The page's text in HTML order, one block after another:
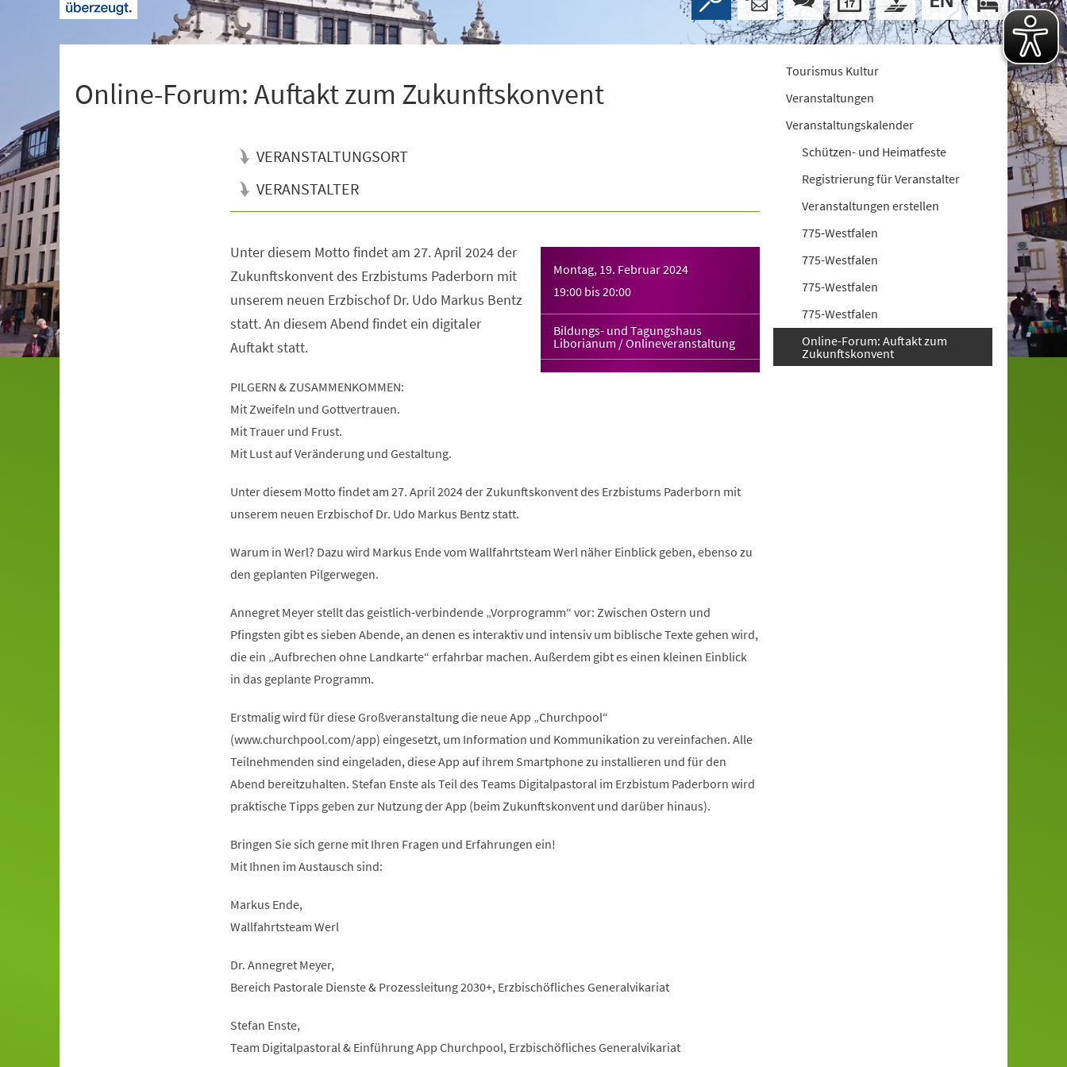
Online-Forum: Auftakt zum Zukunftskonvent
VERANSTALTUNGSORT
VERANSTALTER
Montag, 19. Februar 2024
19:00 bis20:00
Bildungs- und Tagungshaus
Liborianum / Onlineveranstaltung
Unter diesem Motto findet am 27. April 2024 der
Zukunftskonvent des Erzbistums Paderborn mit
unserem neuen Erzbischof Dr. Udo Markus Bentz
statt. An diesem Abend findet ein digitaler
Auftakt statt.
PILGERN & ZUSAMMENKOMMEN:
Mit Zweifeln und Gottvertrauen.
Mit Trauer und Frust.
Mit Lust auf Veränderung und Gestaltung.
Unter diesem Motto findet am 27. April 2024 der Zukunftskonvent des Erzbistums Paderborn mit
unserem neuen Erzbischof Dr. Udo Markus Bentz statt.
Warum in Werl? Dazu wird Markus Ende vom Wallfahrtsteam Werl näher Einblick geben, ebenso zu
den geplanten Pilgerwegen.
Annegret Meyer stellt das geistlich-verbindende „Vorprogramm“ vor: Zwischen Ostern und
Pfingsten gibt es sieben Abende, an denen es interaktiv und intensiv um biblische Texte gehen wird,
die ein „Aufbrechen ohne Landkarte“ erfahrbar machen. Außerdem gibt es einen kleinen Einblick
in das geplante Programm.
Erstmalig wird für diese Großveranstaltung die neue App „Churchpool“
(www.churchpool.com/app) eingesetzt, um Information und Kommunikation zu vereinfachen. Alle
Teilnehmenden sind eingeladen, diese App auf ihrem Smartphone zu installieren und für den
Abend bereitzuhalten. Stefan Enste als Teil des Teams Digitalpastoral im Erzbistum Paderborn wird
praktische Tipps geben zur Nutzung der App (beim Zukunftskonvent und darüber hinaus).
Bringen Sie sich gerne mit Ihren Fragen und Erfahrungen ein!
Mit Ihnen im Austausch sind:
Markus Ende,
Wallfahrtsteam Werl
Dr. Annegret Meyer,
Bereich Pastorale Dienste & Prozessleitung 2030+, Erzbischöfliches Generalvikariat
Stefan Enste,
Team Digitalpastoral & Einführung App Churchpool, Erzbischöfliches Generalvikariat
Tourismus Kultur
Veranstaltungen
Veranstaltungskalender
Schützen- und Heimatfeste
Registrierung für Veranstalter
Veranstaltungen erstellen
775-Westfalen
775-Westfalen
775-Westfalen
775-Westfalen
Online-Forum: Auftakt zum
Zukunftskonvent